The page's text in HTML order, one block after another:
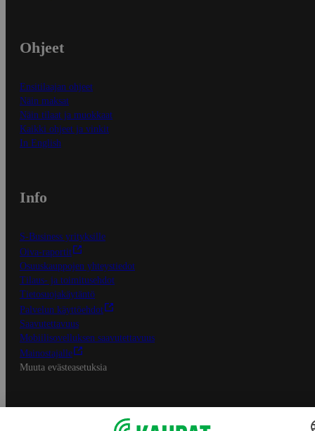
Ohjeet
Ensitilaajan ohjeet
Näin maksat
Näin tilaat ja muokkaat
Kaikki ohjeet ja vinkit
In English
Info
S-Business yrityksille
Oiva-raportit
Osuuskauppojen yhteystiedot
Tilaus- ja toimitusehdot
Tietosuojakäytäntö
Palvelun käyttöehdot
Saavutettavuus
Mobiilisovelluksen saavutettavuus
Mainostajalle
Muuta evästeasetuksia
S-ryhmän palvelut